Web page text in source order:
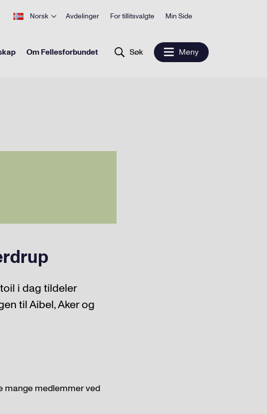
Norsk Avdelinger For tillitsvalgte Min Side
Om Fellesforbundet Søk Meny
i dag tildeler
til Aibel, Aker og
mange medlemmer ved